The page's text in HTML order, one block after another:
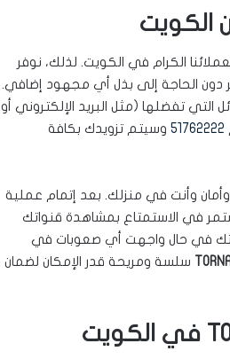
الكرام في الكويت. لذلك، نوفر
دون الحاجة إلى بذل أي مجهود إضافي.
التي تفضلها (مثل البريد الإلكتروني أو
51762222 وسيتم تزويدك بكافة
وأنت في منزلك. بعد إتمام عملية
في الاستمتاع بمشاهدة قنواتك
في حال واجهت أي صعوبات في
سلسة ومريحة قدر الإمكان لضمان